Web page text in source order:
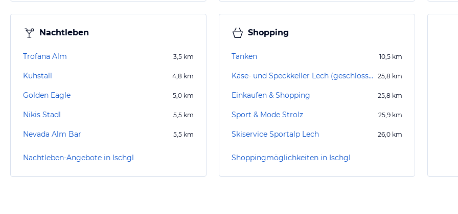
Nachtleben
Trofana Alm 3,5 km
Kuhstall 4,8 km
Golden Eagle 5,0 km
Nikis Stadl 5,5 km
Nevada Alm Bar 5,5 km
Nachtleben-Angebote in Ischgl
Shopping
Tanken 10,5 km
Käse- und Speckkeller Lech (geschlossen) 25,8 km
Einkaufen & Shopping 25,8 km
Sport & Mode Strolz 25,9 km
Skiservice Sportalp Lech 26,0 km
Shoppingmöglichkeiten in Ischgl